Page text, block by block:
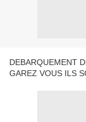
DEBARQUEMENT
GAREZ VOUS ILS